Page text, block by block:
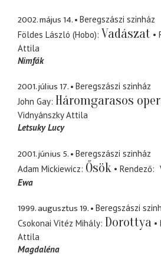
2002. május 14.
Beregszászi szinház
Földes László (Hobo) Vadászat
Attila
Nimfák
2001. július 17.
Beregszászi szinház
John Gay Háromgarasos
Vidnyánszky Attila
Letsuky Lucy
2001. június 5.
Beregszászi szinház
Adam Mickiewicz Ősök Rendező
Ewa
1999. augusztus 19.
Beregszászi
Csokonai Vitéz Mihály Dorottya
Attila
Magdaléna